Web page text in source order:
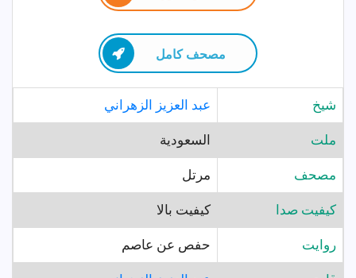
مصحف كامل
شيخ عبد العزيز الزهراني
ملت السعودية
مصحف مرتل
کیفیت صدا کیفیت بالا
روايت حفص عن عاصم